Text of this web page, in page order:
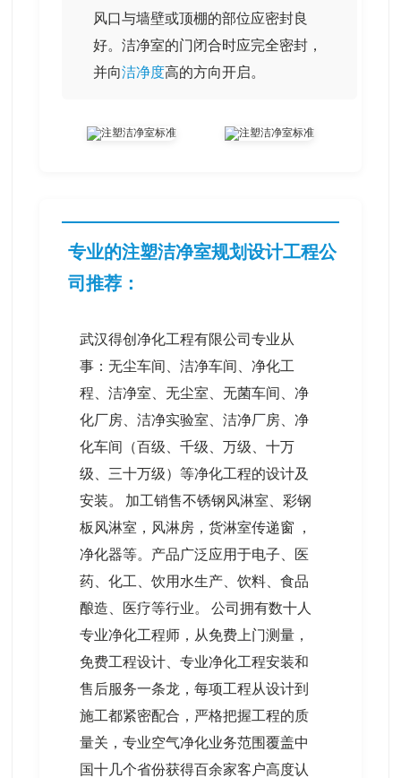
风口与墙壁或顶棚的部位应密封良
好。洁净室的门闭合时应完全密封，
并向洁净度高的方向开启。
专业的注塑洁净室规划设计工程公
司推荐：
武汉得创净化工程有限公司专业从
事：无尘车间、洁净车间、净化工
程、洁净室、无尘室、无菌车间、净
化厂房、洁净实验室、洁净厂房、净
化车间（百级、千级、万级、十万
级、三十万级）等净化工程的设计及
安装。 加工销售不锈钢风淋室、彩钢
板风淋室，风淋房，货淋室传递窗 ，
净化器等。产品广泛应用于电子、医
药、化工、饮用水生产、饮料、食品
酿造、医疗等行业。 公司拥有数十人
专业净化工程师，从免费上门测量，
免费工程设计、专业净化工程安装和
售后服务一条龙，每项工程从设计到
施工都紧密配合，严格把握工程的质
量关，专业空气净化业务范围覆盖中
国十几个省份获得百余家客户高度认